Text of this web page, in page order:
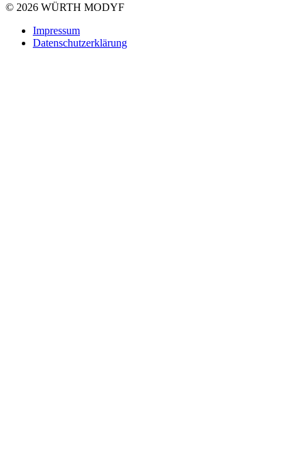
© 2026 WÜRTH MODYF
Impressum
Datenschutzerklärung